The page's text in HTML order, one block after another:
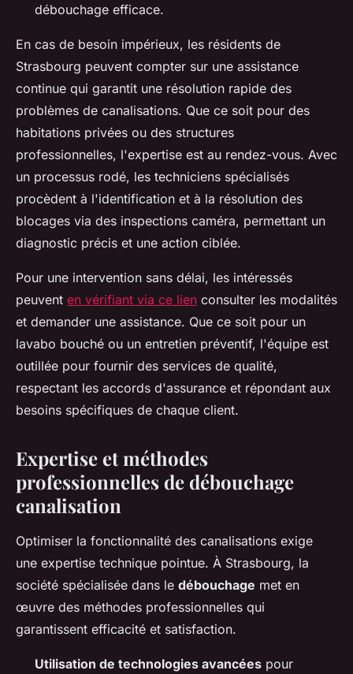
débouchage efficace.
En cas de besoin impérieux, les résidents de
Strasbourg peuvent compter sur une assistance
continue qui garantit une résolution rapide des
problèmes de canalisations. Que ce soit pour des
habitations privées ou des structures
professionnelles, l'expertise est au rendez-vous. Avec
un processus rodé, les techniciens spécialisés
procèdent à l'identification et à la résolution des
blocages via des inspections caméra, permettant un
diagnostic précis et une action ciblée.
Pour une intervention sans délai, les intéressés
peuvent en vérifiant via ce lien consulter les modalités
et demander une assistance. Que ce soit pour un
lavabo bouché ou un entretien préventif, l'équipe est
outillée pour fournir des services de qualité,
respectant les accords d'assurance et répondant aux
besoins spécifiques de chaque client.
Expertise et méthodes
professionnelles de débouchage
canalisation
Optimiser la fonctionnalité des canalisations exige
une expertise technique pointue. À Strasbourg, la
société spécialisée dans le débouchage met en
œuvre des méthodes professionnelles qui
garantissent efficacité et satisfaction.
Utilisation de technologies avancées pour